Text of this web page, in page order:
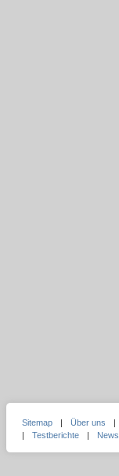
Sitemap | Über uns |
|
Testberichte | News